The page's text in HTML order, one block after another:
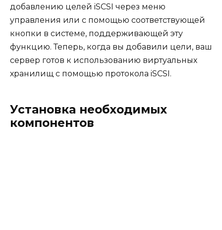
добавлению целей iSCSI через меню
управления или с помощью соответствующей
кнопки в системе, поддерживающей эту
функцию. Теперь, когда вы добавили цели, ваш
сервер готов к использованию виртуальных
хранилищ с помощью протокола iSCSI.
Установка необходимых
компонентов